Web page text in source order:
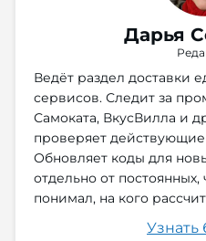
Дарья
Ведёт раздел доставки
сервисов. Следит за
Самоката, ВкусВилла и
проверяет
Обновляет коды для
отдельно от постоянных,
понимал, на кого
Узнать